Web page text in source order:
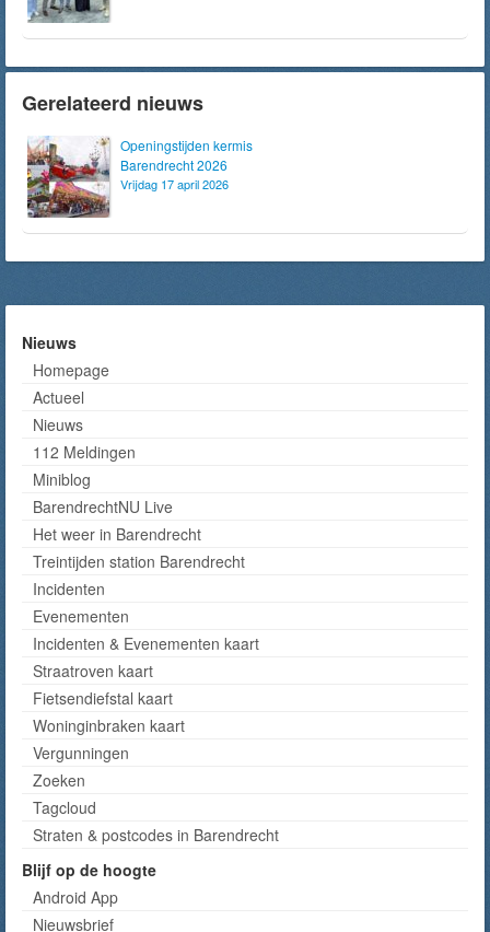
Gerelateerd nieuws
Openingstijden kermis
Barendrecht 2026
Vrijdag 17 april 2026
Nieuws
Homepage
Actueel
Nieuws
112 Meldingen
Miniblog
BarendrechtNU Live
Het weer in Barendrecht
Treintijden station Barendrecht
Incidenten
Evenementen
Incidenten & Evenementen kaart
Straatroven kaart
Fietsendiefstal kaart
Woninginbraken kaart
Vergunningen
Zoeken
Tagcloud
Straten & postcodes in Barendrecht
Blijf op de hoogte
Android App
Nieuwsbrief